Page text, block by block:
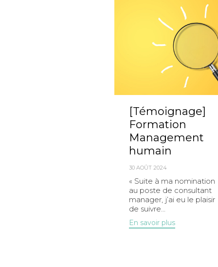
[Témoignage]
Formation
Management
humain
30 AOÛT 2024
« Suite à ma nomination
au poste de consultant
manager, j’ai eu le plaisir
de suivre...
En savoir plus